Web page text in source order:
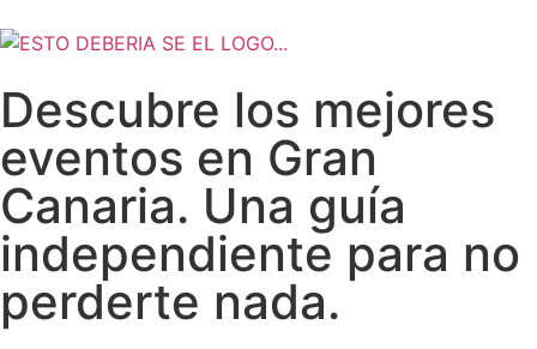
Descubre los mejores
eventos en Gran
Canaria. Una guía
independiente para no
perderte nada.